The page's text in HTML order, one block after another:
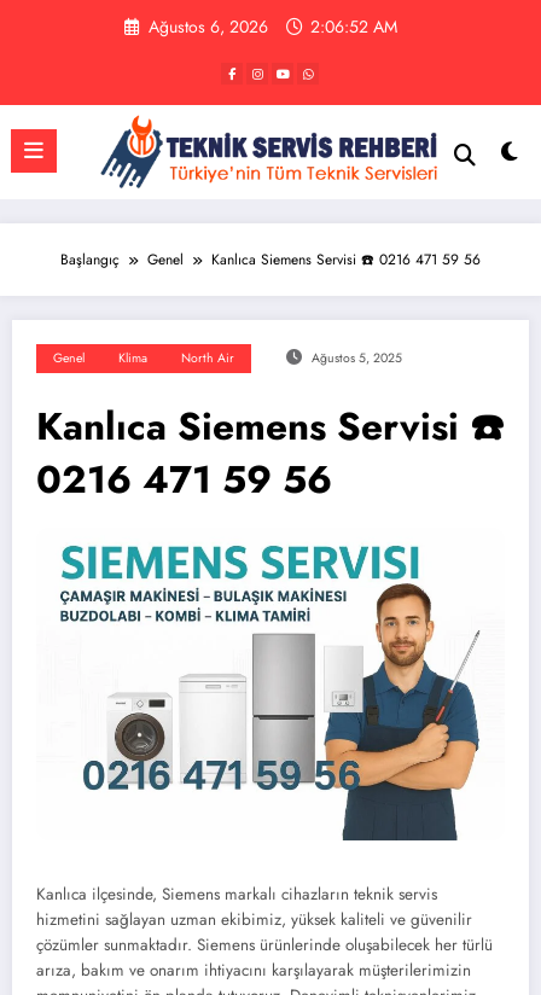
Ağustos 6, 2026 2:06:53 AM
Başlangıç Genel Kanlıca Siemens Servisi ☎️ 0216 471 59 56
Genel Klima North Air Ağustos 5, 2025
Kanlıca Siemens Servisi ☎️
0216 471 59 56
Kanlıca ilçesinde, Siemens markalı cihazların teknik servis
hizmetini sağlayan uzman ekibimiz, yüksek kaliteli ve güvenilir
çözümler sunmaktadır. Siemens ürünlerinde oluşabilecek her türlü
arıza, bakım ve onarım ihtiyacını karşılayarak müşterilerimizin